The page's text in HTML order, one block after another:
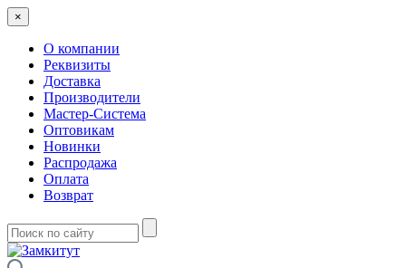
×
О компании
Реквизиты
Доставка
Производители
Мастер-Система
Оптовикам
Новинки
Распродажа
Оплата
Возврат